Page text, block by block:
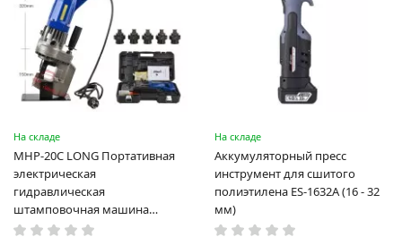
На складе
MHP-20C LONG Портативная
электрическая
гидравлическая
штамповочная машина
высокая мощность и мощный
На складе
Аккумуляторный пресс
инструмент для сшитого
полиэтилена ES-1632A (16 - 32
мм)